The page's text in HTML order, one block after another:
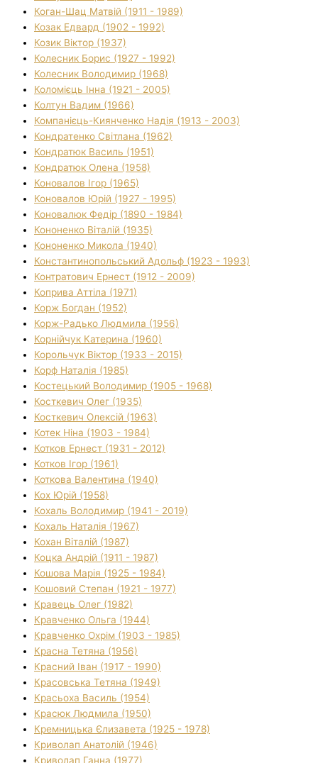
Коган-Шац Матвій (1911 - 1989)
Козак Едвард (1902 - 1992)
Козик Віктор (1937)
Колесник Борис (1927 - 1992)
Колесник Володимир (1968)
Коломієць Інна (1921 - 2005)
Колтун Вадим (1966)
Компанієць-Киянченко Надія (1913 - 2003)
Кондратенко Світлана (1962)
Кондратюк Василь (1951)
Кондратюк Олена (1958)
Коновалов Ігор (1965)
Коновалов Юрій (1927 - 1995)
Коновалюк Федір (1890 - 1984)
Кононенко Віталій (1935)
Кононенко Микола (1940)
Константинопольський Адольф (1923 - 1993)
Контратович Ернест (1912 - 2009)
Коприва Аттіла (1971)
Корж Богдан (1952)
Корж-Радько Людмила (1956)
Корнійчук Катерина (1960)
Корольчук Віктор (1933 - 2015)
Корф Наталія (1985)
Костецький Володимир (1905 - 1968)
Косткевич Олег (1935)
Косткевич Олексій (1963)
Котек Ніна (1903 - 1984)
Котков Ернест (1931 - 2012)
Котков Ігор (1961)
Коткова Валентина (1940)
Кох Юрій (1958)
Кохаль Володимир (1941 - 2019)
Кохаль Наталія (1967)
Кохан Віталій (1987)
Коцка Андрій (1911 - 1987)
Кошова Марія (1925 - 1984)
Кошовий Степан (1921 - 1977)
Кравець Олег (1982)
Кравченко Ольга (1944)
Кравченко Охрім (1903 - 1985)
Красна Тетяна (1956)
Красний Іван (1917 - 1990)
Красовська Тетяна (1949)
Красьоха Василь (1954)
Красюк Людмила (1950)
Кремницька Єлизавета (1925 - 1978)
Криволап Анатолій (1946)
Криволап Ганна (1977)